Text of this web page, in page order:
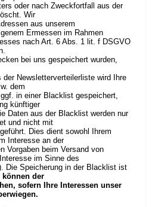
oder nach Zweckfortfall aus der
Wir
aus unserem
Ermessen im Rahmen
nach Art. 6 Abs. 1 lit. f DSGVO
bei uns gespeichert wurden,
der Newsletterverteilerliste wird Ihre
dem
in einer Blacklist gespeichert,
künftiger
Daten aus der Blacklist werden nur
und nicht mit
Dies dient sowohl Ihrem
Interesse an der
Vorgaben beim Versand von
im Sinne des
Die Speicherung in der Blacklist ist
können der
sofern Ihre Interessen unser